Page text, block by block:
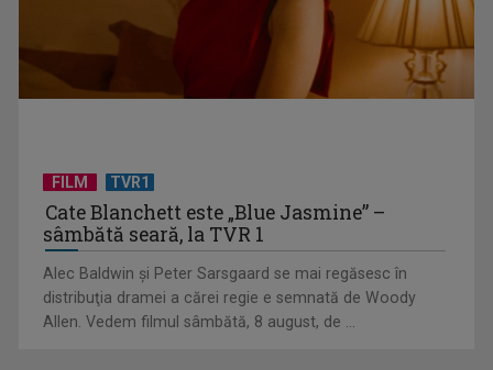
Cercetătorul Anatolie Coșciug: Un caz Mailat ar putea
apărea și în România. ...
FILM TVR1
Cate Blanchett este „Blue Jasmine” –
sâmbătă seară, la TVR 1
Alec Baldwin şi Peter Sarsgaard se mai regăsesc în
distribuţia dramei a cărei regie e semnată de Woody